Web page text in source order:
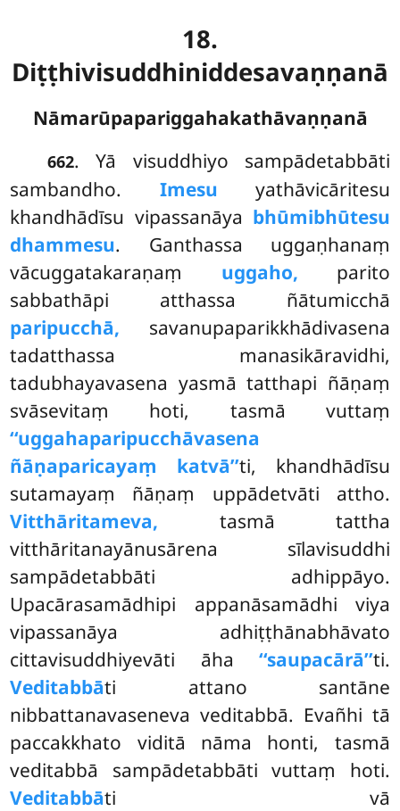
18.
Diṭṭhivisuddhiniddesavaṇṇanā
Nāmarūpapariggahakathāvaṇṇanā
662. Yā visuddhiyo sampādetabbāti
sambandho. Imesu yathāvicāritesu
khandhādīsu vipassanāya bhūmibhūtesu
dhammesu. Ganthassa uggaṇhanaṃ
vācuggatakaraṇaṃ uggaho, parito
sabbathāpi atthassa ñātumicchā
paripucchā, savanupaparikkhādivasena
tadatthassa manasikāravidhi,
tadubhayavasena yasmā tatthapi ñāṇaṃ
svāsevitaṃ hoti, tasmā vuttaṃ
‘‘uggahaparipucchāvasena
ñāṇaparicayaṃ katvā’’ti, khandhādīsu
sutamayaṃ ñāṇaṃ uppādetvāti attho.
Vitthāritameva, tasmā tattha
vitthāritanayānusārena sīlavisuddhi
sampādetabbāti adhippāyo.
Upacārasamādhipi appanāsamādhi viya
vipassanāya adhiṭṭhānabhāvato
cittavisuddhiyevāti āha ‘‘saupacārā’’ti.
Veditabbāti attano santāne
nibbattanavaseneva veditabbā. Evañhi tā
paccakkhato viditā nāma honti, tasmā
veditabbā sampādetabbāti vuttaṃ hoti.
Veditabbāti vā